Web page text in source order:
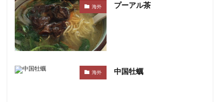
海外 プーアル茶
海外 中国牡蠣